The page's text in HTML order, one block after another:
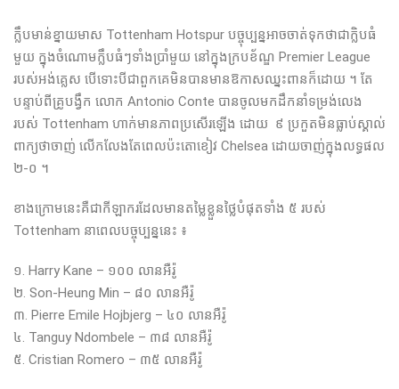
ក្លឹបមាន់ខ្នាយមាស​ Tottenham Hotspur បច្ចុប្បន្នអាចចាត់ទុកថាជាក្លិបធំ
មួយ ក្នុងចំណោមក្លឹបធំៗទាំងប្រាំមួយ នៅក្នុងក្របខ័ណ្ឌ Premier League
របស់អង់គ្លេស បើទោះបីជាពួកគេមិនបានមានឱកាសឈ្នះពានក៏ដោយ ។ តែ
បន្ទាប់ពីគ្រូបង្វឹក លោក Antonio Conte បានចូលមកដឹកនាំទម្រង់លេង
របស់ Tottenham ហាក់មានភាពប្រសើរឡើង ដោយ ៩ ប្រកួតមិនធ្លាប់ស្គាល់
ពាក្យថាចាញ់ លើកលែងតែពេលប៉ះតោខៀវ Chelsea ដោយចាញ់ក្នុងលទ្ធផល
២-០ ។
ខាង​ក្រោម​នេះ​គឺជាកីឡាករដែលមានតម្លៃខ្លួនថ្លៃបំផុតទាំង ៥ របស់
Tottenham នាពេលបច្ចុប្បន្ននេះ ៖
១. Harry Kane – ១០០ លានអឺរ៉ូ
២. Son-Heung Min – ៨០ លានអឺរ៉ូ
៣. Pierre Emile Hojbjerg – ៤០ លានអឺរ៉ូ
៤. Tanguy Ndombele – ៣៨ លានអឺរ៉ូ
៥. Cristian Romero – ៣៥ លានអឺរ៉ូ